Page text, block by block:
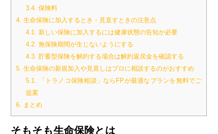
3.4. 保険料
4. 生命保険に加入するとき・見直すときの注意点
4.1. 新しい保険に加入するには健康状態の告知が必要
4.2. 無保険期間が生じないようにする
4.3. 貯蓄型保険を解約する場合は解約返戻金を確認する
5. 生命保険の新規加入や見直しはプロに相談するのがおすすめ
5.1. 「トラノコ保険相談」ならFPが最適なプランを無料でご
提案
6. まとめ
そもそも生命保険とは